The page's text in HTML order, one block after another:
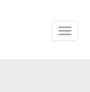
Toggle